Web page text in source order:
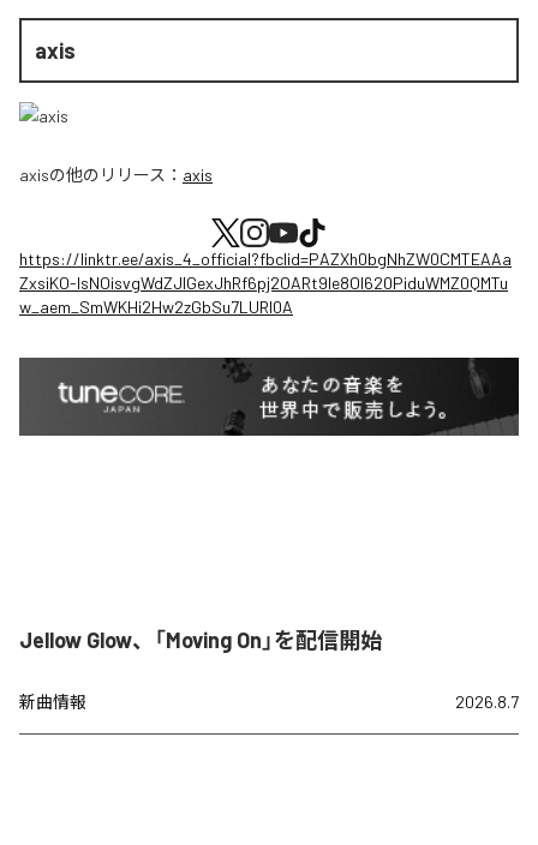
axis
axisの他のリリース： axis
https://linktr.ee/axis_4_official?fbclid=PAZXh0bgNhZW0CMTEAAa
ZxsiKO-IsNOisvgWdZJIGexJhRf6pj2OARt9le8OI620PiduWMZ0QMTu
w_aem_SmWKHi2Hw2zGbSu7LURI0A
Jellow Glow、「Moving On」を配信開始
新曲情報 2026.8.7